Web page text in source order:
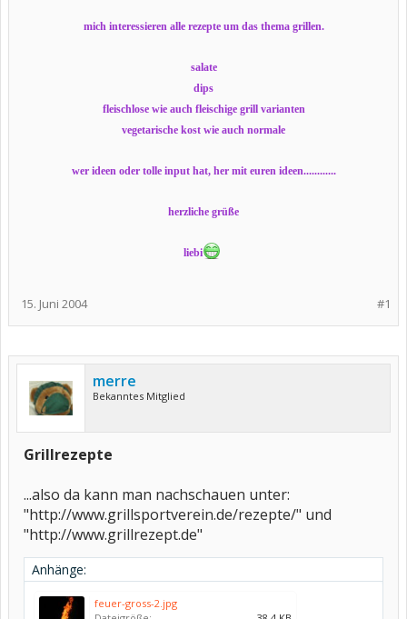
mich interessieren alle rezepte um das thema grillen.
salate
dips
fleischlose wie auch fleischige grill varianten
vegetarische kost wie auch normale
wer ideen oder tolle input hat, her mit euren ideen............
herzliche grüße
liebi
#1
15. Juni 2004
merre
Bekanntes Mitglied
Grillrezepte
...also da kann man nachschauen unter:
"http://www.grillsportverein.de/rezepte/" und
"http://www.grillrezept.de"
Anhänge:
feuer-gross-2.jpg